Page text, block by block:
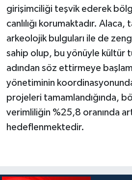
girişimciliği teşvik ederek
canlılığı korumaktadır. Alaca,
arkeolojik bulguları ile de
sahip olup, bu yönüyle kültür
adından söz ettirmeye
yönetiminin
projeleri tamamlandığında,
verimliliğin %25,8 oranında
hedeflenmektedir.